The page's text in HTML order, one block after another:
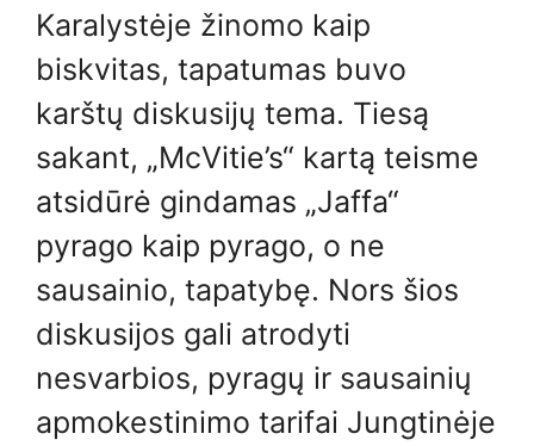
Karalystėje žinomo kaip
biskvitas, tapatumas buvo
karštų diskusijų tema. Tiesą
sakant, „McVitie’s“ kartą teisme
atsidūrė gindamas „Jaffa“
pyrago kaip pyrago, o ne
sausainio, tapatybę. Nors šios
diskusijos gali atrodyti
nesvarbios, pyragų ir sausainių
apmokestinimo tarifai Jungtinėje